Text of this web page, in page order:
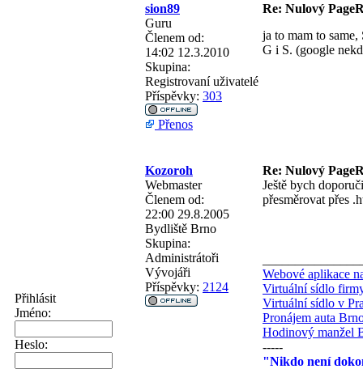
Přihlásit
Jméno:
Heslo:
sion89
Re: Nulový
Guru
Členem od:
14:02 12.3.2010
Skupina:
Registrovaní uživatelé
Příspěvky: 303
ja to mam to
G i S. (google
Přenos
Kozoroh
Re: Nulový
Webmaster
Členem od:
22:00 29.8.2005
Bydliště Brno
Skupina:
Administrátoři
Vývojáři
Příspěvky: 2124
Ještě bych
přesměrovat přes
Webové aplikace
Virtuální sídlo
Virtuální sídlo v
Pronájem auta
Hodinový manžel
-----
"Nikdo není